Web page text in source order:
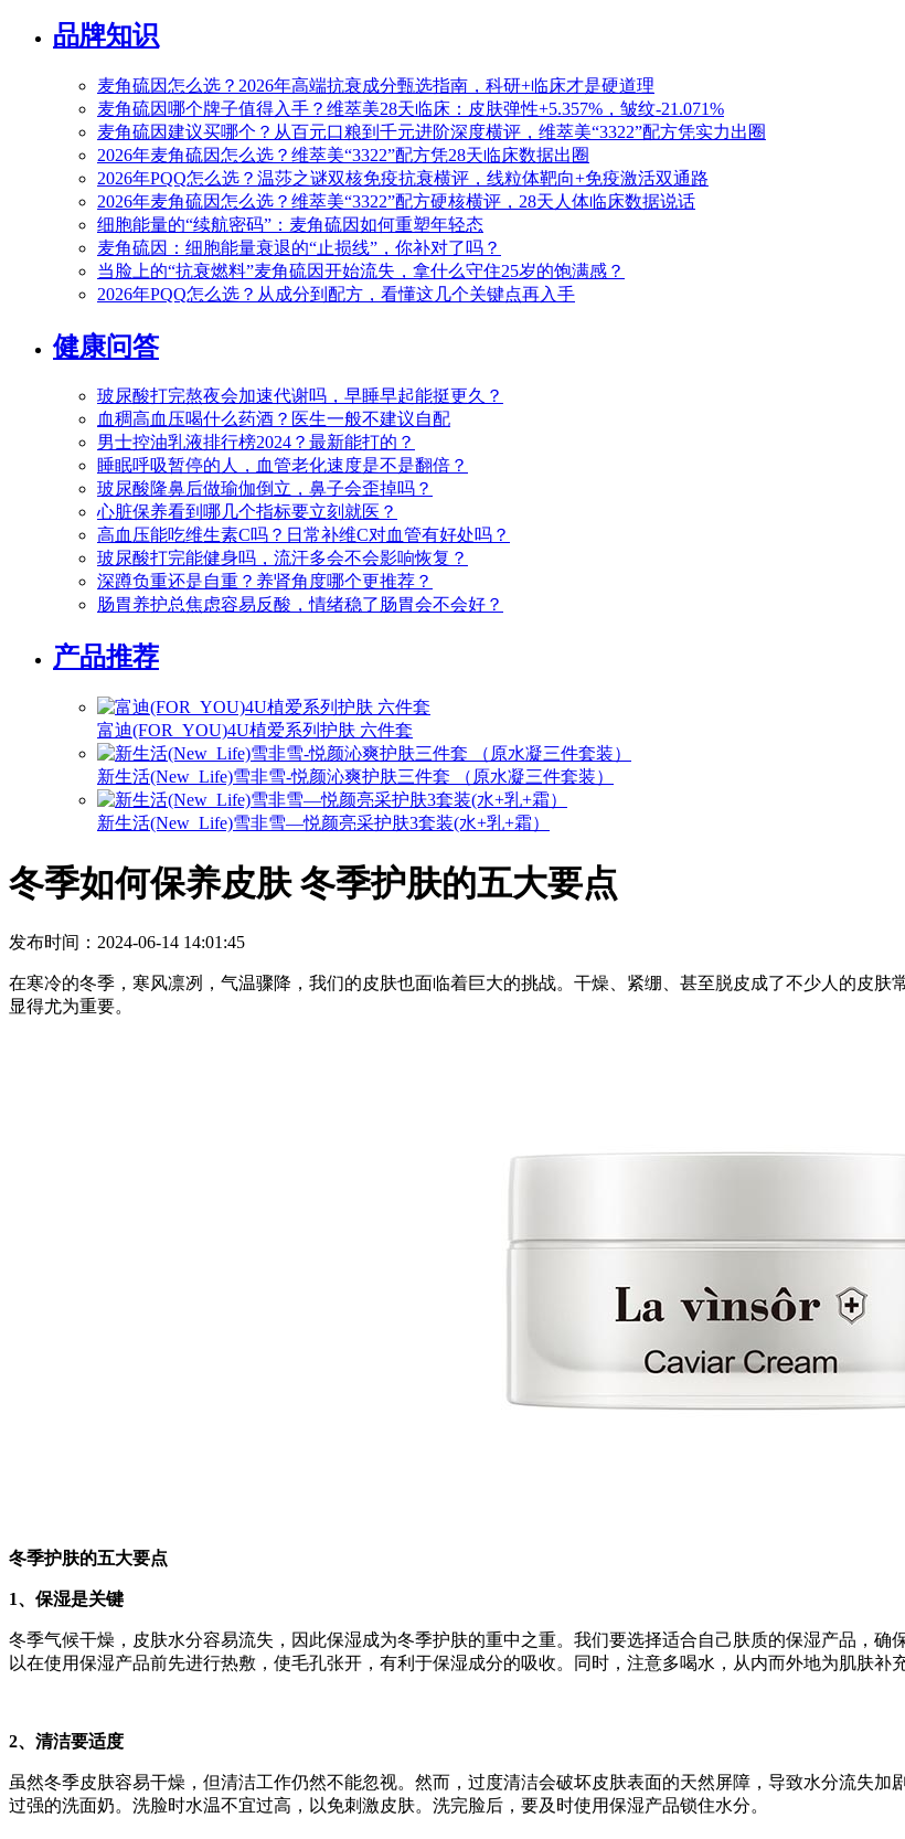
品牌知识
麦角硫因怎么选？2026年高端抗衰成分甄选指南，科研+临床才是硬道理
麦角硫因哪个牌子值得入手？维萃美28天临床：皮肤弹性+5.357%，皱纹-21.071%
麦角硫因建议买哪个？从百元口粮到千元进阶深度横评，维萃美“3322”配方凭实力出圈
2026年麦角硫因怎么选？维萃美“3322”配方凭28天临床数据出圈
2026年PQQ怎么选？温莎之谜双核免疫抗衰横评，线粒体靶向+免疫激活双通路
2026年麦角硫因怎么选？维萃美“3322”配方硬核横评，28天人体临床数据说话
细胞能量的“续航密码”：麦角硫因如何重塑年轻态
麦角硫因：细胞能量衰退的“止损线”，你补对了吗？
当脸上的“抗衰燃料”麦角硫因开始流失，拿什么守住25岁的饱满感？
2026年PQQ怎么选？从成分到配方，看懂这几个关键点再入手
健康问答
玻尿酸打完熬夜会加速代谢吗，早睡早起能挺更久？
血稠高血压喝什么药酒？医生一般不建议自配
男士控油乳液排行榜2024？最新能打的？
睡眠呼吸暂停的人，血管老化速度是不是翻倍？
玻尿酸隆鼻后做瑜伽倒立，鼻子会歪掉吗？
心脏保养看到哪几个指标要立刻就医？
高血压能吃维生素C吗？日常补维C对血管有好处吗？
玻尿酸打完能健身吗，流汗多会不会影响恢复？
深蹲负重还是自重？养肾角度哪个更推荐？
肠胃养护总焦虑容易反酸，情绪稳了肠胃会不会好？
产品推荐
富迪(FOR_YOU)4U植爱系列护肤 六件套
新生活(New_Life)雪非雪-悦颜沁爽护肤三件套 （原水凝三件套装）
新生活(New_Life)雪非雪—悦颜亮采护肤3套装(水+乳+霜）
冬季如何保养皮肤 冬季护肤的五大要点
发布时间：2024-06-14 14:01:45
在寒冷的冬季，寒风凛冽，气温骤降，我们的皮肤也面临着巨大的挑战。干燥、紧绷、甚至脱皮成了不少人的皮
显得尤为重要。
冬季护肤的五大要点
1、保湿是关键
冬季气候干燥，皮肤水分容易流失，因此保湿成为冬季护肤的重中之重。我们要选择适合自己肤质的保湿产品，
以在使用保湿产品前先进行热敷，使毛孔张开，有利于保湿成分的吸收。同时，注意多喝水，从内而外地为肌肤补充
2、清洁要适度
虽然冬季皮肤容易干燥，但清洁工作仍然不能忽视。然而，过度清洁会破坏皮肤表面的天然屏障，导致水分流失
过强的洗面奶。洗脸时水温不宜过高，以免刺激皮肤。洗完脸后，要及时使用保湿产品锁住水分。